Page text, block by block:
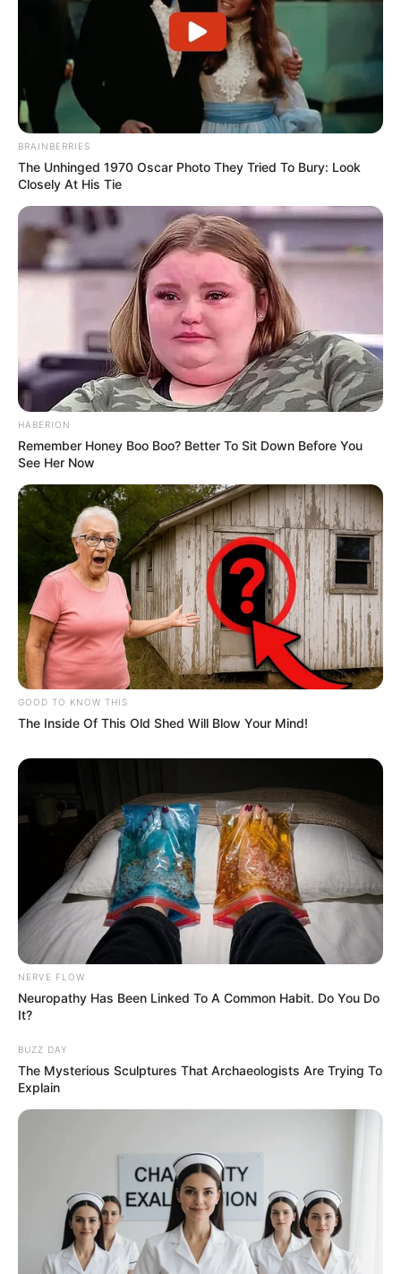
(foto: instagram/btr_alicee)
4. Bersama Whiskey, anjing kesayangannya
5. Siapa yang gak luluh kalau disenyumin begini
BRAINBERRIES
The Unhinged 1970 Oscar Photo They Tried To Bury: Look
Closely At His Tie
HABERION
Remember Honey Boo Boo? Better To Sit Down Before You
See Her Now
GOOD TO KNOW THIS
The Inside Of This Old Shed Will Blow Your Mind!
NERVE FLOW
Neuropathy Has Been Linked To A Common Habit. Do You Do
It?
BUZZ DAY
The Mysterious Sculptures That Archaeologists Are Trying To
Explain